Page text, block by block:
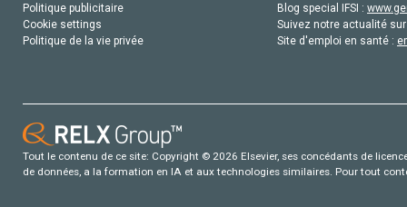
Politique publicitaire
Cookie settings
Politique de la vie privée
Blog special IFSI :
Suivez notre actualité
Site d'emploi en santé :
Tout le contenu de ce site: Copyright © 2026 Elsevier, ses concédants de
de données, a la formation en IA et aux technologies similaires. Pour tout